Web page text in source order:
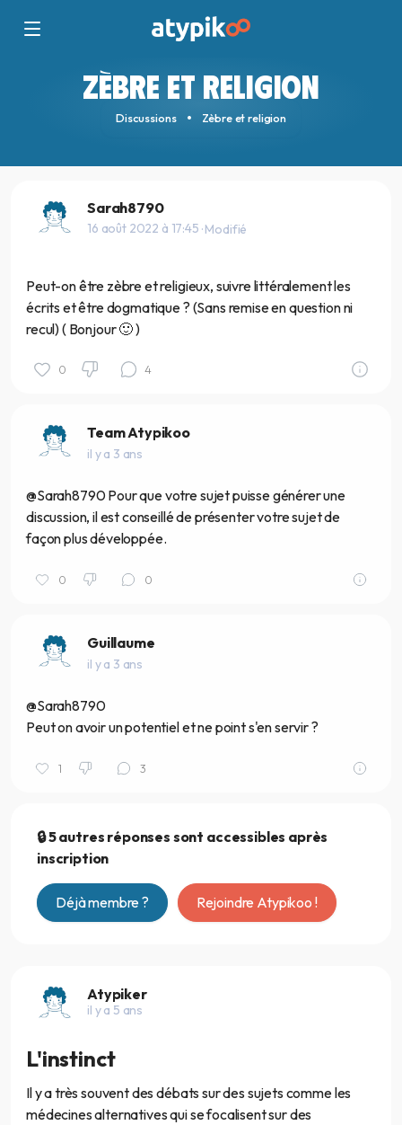
ZÈBRE ET RELIGION
Discussions Zèbre et religion
Sarah8790
16 août 2022 à 17:45 · Modifié
Peut-on être zèbre et religieux, suivre littéralement les
écrits et être dogmatique ? (Sans remise en question ni
recul) ( Bonjour 🙂 )
0 4
Team Atypikoo
il y a 3 ans
@Sarah8790 Pour que votre sujet puisse générer une
discussion, il est conseillé de présenter votre sujet de
façon plus développée.
0 0
Guillaume
il y a 3 ans
@Sarah8790
Peut on avoir un potentiel et ne point s'en servir ?
1 3
🔒 5 autres réponses sont accessibles après
inscription
Déjà membre ? Rejoindre Atypikoo !
Atypiker
il y a 5 ans
L'instinct
Il y a très souvent des débats sur des sujets comme les
médecines alternatives qui se focalisent sur des